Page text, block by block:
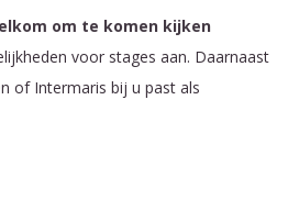
om te komen kijken
voor stages aan. Daarnaast
of Intermaris bij u past als